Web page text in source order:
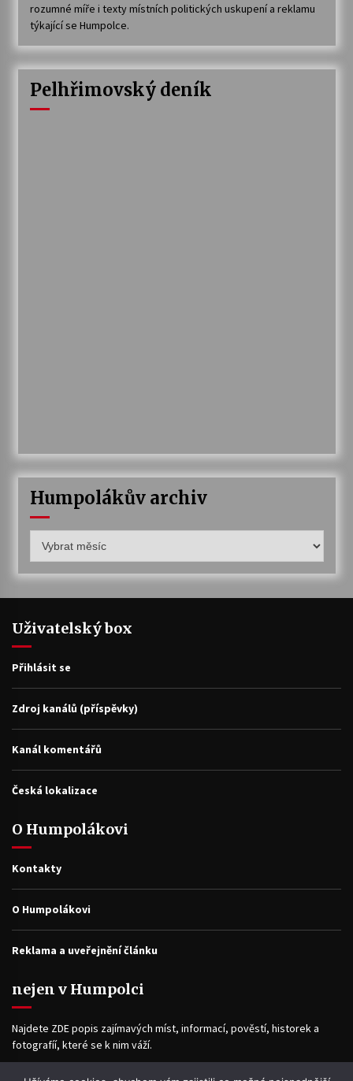
rozumné míře i texty místních politických uskupení a reklamu
týkající se Humpolce.
Pelhřimovský deník
Humpolákův archiv
archiv
Uživatelský box
Přihlásit se
Zdroj kanálů (příspěvky)
Kanál komentářů
Česká lokalizace
O Humpolákovi
Kontakty
O Humpolákovi
Reklama a uveřejnění článku
nejen v Humpolci
Najdete ZDE popis zajímavých míst, informací, pověstí, historek a
fotografíí, které se k nim váží.